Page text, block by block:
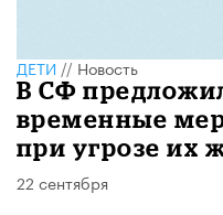
ДЕТИ//Новость
В СФ
временные
при угрозе их
22 сентября